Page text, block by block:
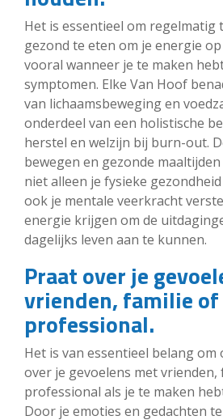
Het is essentieel om regelmatig
gezond te eten om je energie
vooral wanneer je te maken
symptomen. Elke Van Hoof
van lichaamsbeweging en
onderdeel van een holistische
herstel en welzijn bij burn-out.
bewegen en gezonde
niet alleen je fysieke
ook je mentale veerkracht
energie krijgen om de
dagelijks leven aan te kunnen.
Praat over je
vrienden, familie of
professional.
Het is van essentieel belang
over je gevoelens met vrienden,
professional als je te maken
Door je emoties en gedachten